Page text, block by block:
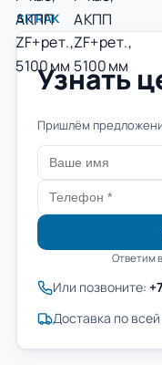
SITRAK
Узнать
Пришлём
Ответим
Или позвоните:
Доставка по